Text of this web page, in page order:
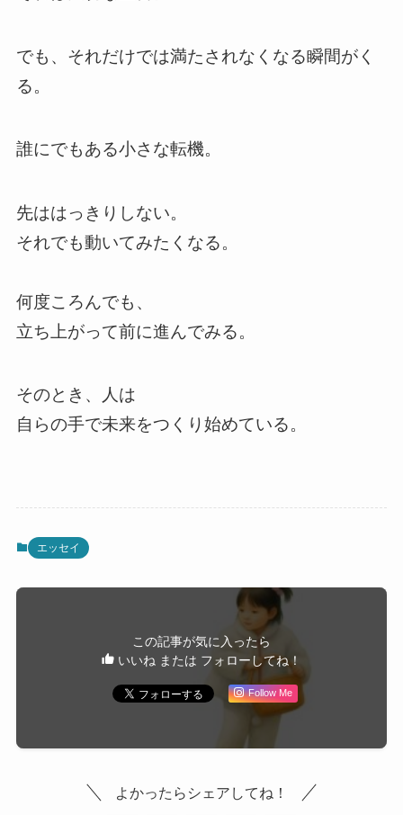
でも、それだけでは満たされなくなる瞬間がく
る。
誰にでもある小さな転機。
先ははっきりしない。
それでも動いてみたくなる。
何度ころんでも、
立ち上がって前に進んでみる。
そのとき、人は
自らの手で未来をつくり始めている。
エッセイ
この記事が気に入ったら
いいね または フォローしてね！
Follow Me
よかったらシェアしてね！